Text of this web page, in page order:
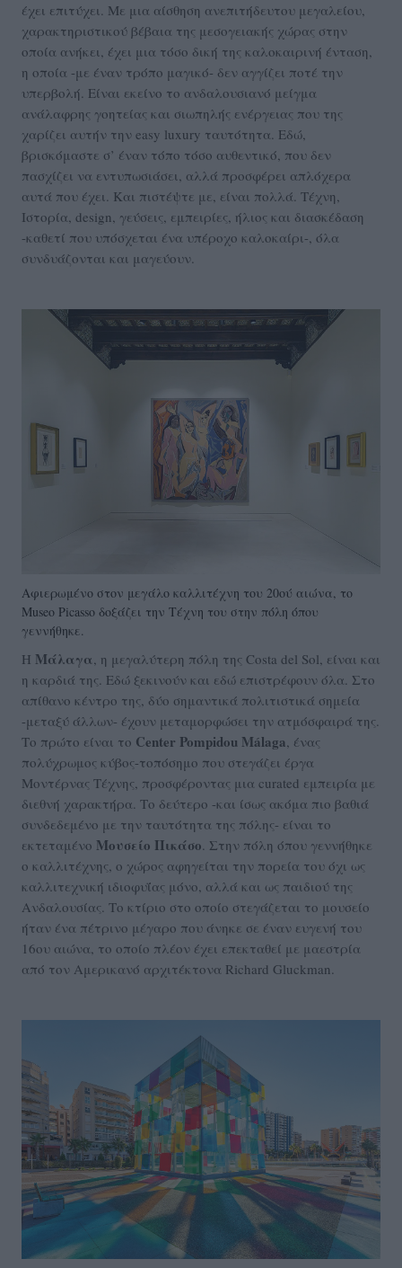
έχει επιτύχει. Με μια αίσθηση ανεπιτήδευτου μεγαλείου,
χαρακτηριστικού βέβαια της μεσογειακής χώρας στην
οποία ανήκει, έχει μια τόσο δική της καλοκαιρινή ένταση,
η οποία -με έναν τρόπο μαγικό- δεν αγγίζει ποτέ την
υπερβολή. Είναι εκείνο το ανδαλουσιανό μείγμα
ανάλαφρης γοητείας και σιωπηλής ενέργειας που της
χαρίζει αυτήν την easy luxury ταυτότητα. Εδώ,
βρισκόμαστε σ’ έναν τόπο τόσο αυθεντικό, που δεν
πασχίζει να εντυπωσιάσει, αλλά προσφέρει απλόχερα
αυτά που έχει. Και πιστέψτε με, είναι πολλά. Τέχνη,
Ιστορία, design, γεύσεις, εμπειρίες, ήλιος και διασκέδαση
-καθετί που υπόσχεται ένα υπέροχο καλοκαίρι-, όλα
συνδυάζονται και μαγεύουν.
Αφιερωμένο στον μεγάλο καλλιτέχνη του 20ού αιώνα, το
Museo Picasso δοξάζει την Τέχνη του στην πόλη όπου
γεννήθηκε.
Η Μάλαγα , η μεγαλύτερη πόλη της Costa del Sol, είναι και
η καρδιά της. Εδώ ξεκινούν και εδώ επιστρέφουν όλα. Στο
απίθανο κέντρο της, δύο σημαντικά πολιτιστικά σημεία
-μεταξύ άλλων- έχουν μεταμορφώσει την ατμόσφαιρά της.
Το πρώτο είναι το Center Pompidou Málaga , ένας
πολύχρωμος κύβος-τοπόσημο που στεγάζει έργα
Μοντέρνας Τέχνης, προσφέροντας μια curated εμπειρία με
διεθνή χαρακτήρα. Το δεύτερο -και ίσως ακόμα πιο βαθιά
συνδεδεμένο με την ταυτότητα της πόλης- είναι το
εκτεταμένο Μουσείο Πικάσο . Στην πόλη όπου γεννήθηκε
ο καλλιτέχνης, ο χώρος αφηγείται την πορεία του όχι ως
καλλιτεχνική ιδιοφυΐας μόνο, αλλά και ως παιδιού της
Ανδαλουσίας. Το κτίριο στο οποίο στεγάζεται το μουσείο
ήταν ένα πέτρινο μέγαρο που άνηκε σε έναν ευγενή του
16ου αιώνα, το οποίο πλέον έχει επεκταθεί με μαεστρία
από τον Αμερικανό αρχιτέκτονα Richard Gluckman.